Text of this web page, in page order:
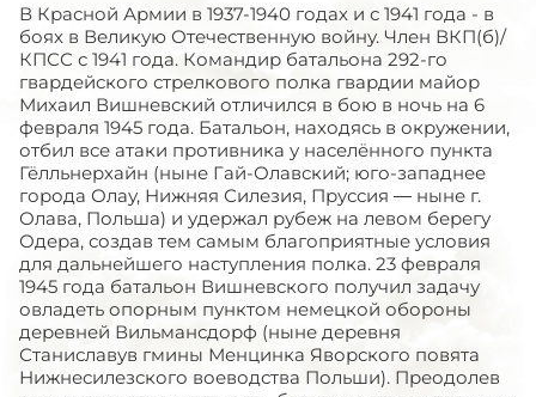
В Красной Армии в 1937-1940 годах и с 1941 года - в
боях в Великую Отечественную войну. Член ВКП(б)/
КПСС с 1941 года. Командир батальона 292-го
гвардейского стрелкового полка гвардии майор
Михаил Вишневский отличился в бою в ночь на 6
февраля 1945 года. Батальон, находясь в окружении,
отбил все атаки противника у населённого пункта
Гёлльнерхайн (ныне Гай-Олавский; юго-западнее
города Олау, Нижняя Силезия, Пруссия — ныне г.
Олава, Польша) и удержал рубеж на левом берегу
Одера, создав тем самым благоприятные условия
для дальнейшего наступления полка. 23 февраля
1945 года батальон Вишневского получил задачу
овладеть опорным пунктом немецкой обороны
деревней Вильмансдорф (ныне деревня
Станиславув гмины Менцинка Яворского повята
Нижнесилезского воеводства Польши). Преодолев